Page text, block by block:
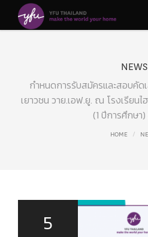
NEWS
กำหนดการรับสมัครและสอบคัด
เยาวชน วาย.เอฟ.ยู. ณ โรงเรียน
(1 ปีการศึกษา
HOME
5